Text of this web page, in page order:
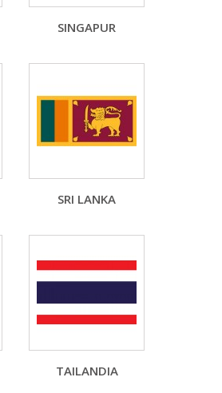
SINGAPUR
SRI LANKA
TAILANDIA